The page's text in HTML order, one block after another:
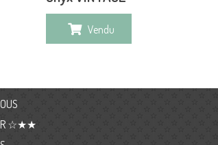
Vendu
☆★★